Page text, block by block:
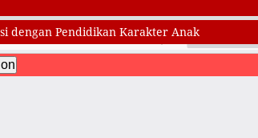
dengan Pendidikan Karakter Anak